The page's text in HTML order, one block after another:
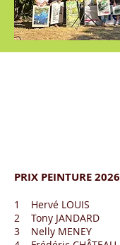
PRIX PEINTURE 2026
1 Hervé LOUIS
2 Tony JANDARD
3 Nelly MENEY